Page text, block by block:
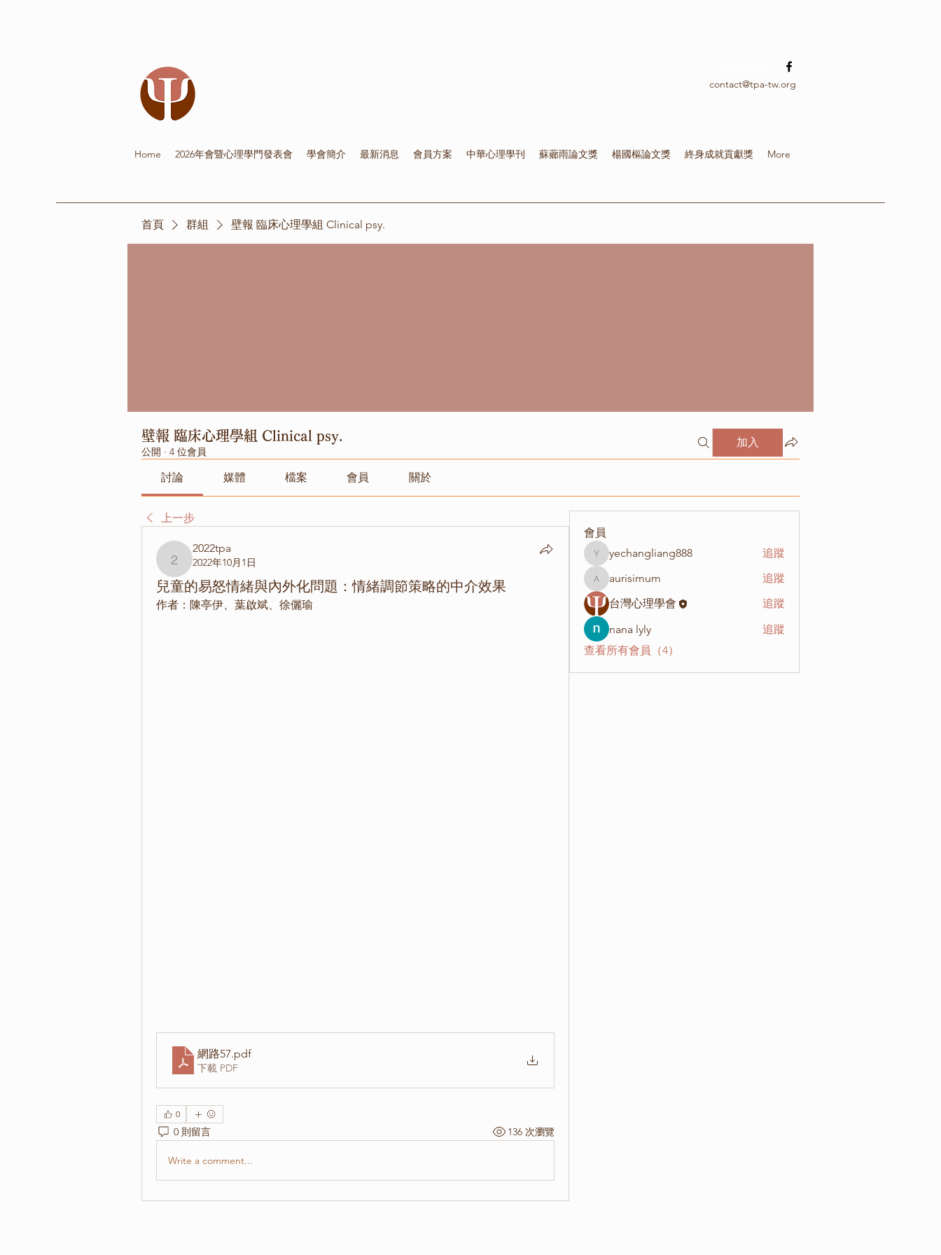
contact@tpa-tw.org
Home 2026年會暨心理學門發表會 學會簡介 最新消息 會員方案 中華心理學刊 蘇薌雨論文獎 楊國樞論文獎 終身成就貢獻獎 More
首頁 群組 壁報 臨床心理學組 Clinical psy.
壁報 臨床心理學組 Clinical psy.
公開 · 4 位會員
加入
討論 媒體 檔案 會員 關於
上一步
2022tpa
2022tpa
2022年10月1日
兒童的易怒情緒與內外化問題：情緒調節策略的中介效果
作者：陳亭伊、葉啟斌、徐儷瑜
網路57.pdf
下載 PDF
0
0 則留言 136 次瀏覽
Write a comment...
會員
yechangliang888
yechangliang888 追蹤
aurisimum
aurisimum
追蹤
台灣心理學會
追蹤
nana lyly
追蹤
查看所有會員（4）